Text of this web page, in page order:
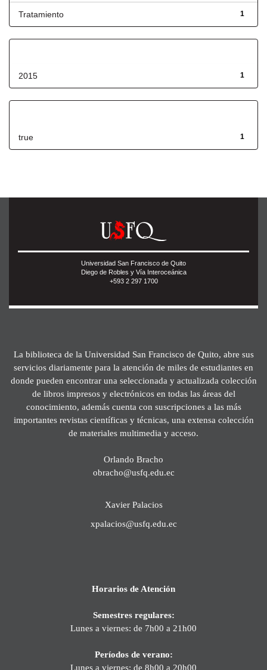
1
Tratamiento
1
2015
1
true
Universidad San Francisco de Quito
Diego de Robles y Vía Interoceánica
+593 2 297 1700
La biblioteca de la Universidad San Francisco de Quito, abre sus
servicios diariamente para la atención de miles de estudiantes en
donde pueden encontrar una seleccionada y actualizada colección
de libros impresos y electrónicos en todas las áreas del
conocimiento, además cuenta con suscripciones a las más
importantes revistas científicas y técnicas, una extensa colección
de materiales multimedia y acceso.
Orlando Bracho
obracho@usfq.edu.ec
Xavier Palacios
xpalacios@usfq.edu.ec
Horarios de Atención
Semestres regulares:
Lunes a viernes: de 7h00 a 21h00
Períodos de verano:
Lunes a viernes: de 8h00 a 20h00